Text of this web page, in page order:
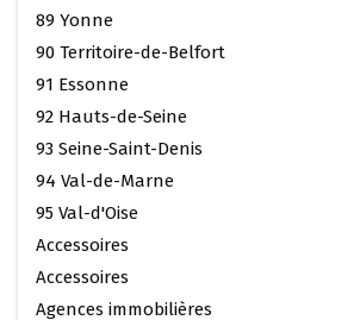
89 Yonne
90 Territoire-de-Belfort
91 Essonne
92 Hauts-de-Seine
93 Seine-Saint-Denis
94 Val-de-Marne
95 Val-d'Oise
Accessoires
Accessoires
Agences immobilières